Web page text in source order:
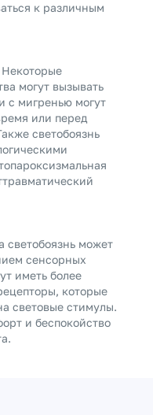
к различным
могут вызывать
с мигренью могут
или перед
светобоязнь
светобоязнь может
сенсорных
иметь более
которые
световые стимулы.
и беспокойство